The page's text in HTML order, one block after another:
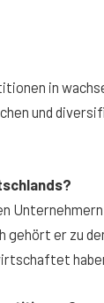
in
und
er zu